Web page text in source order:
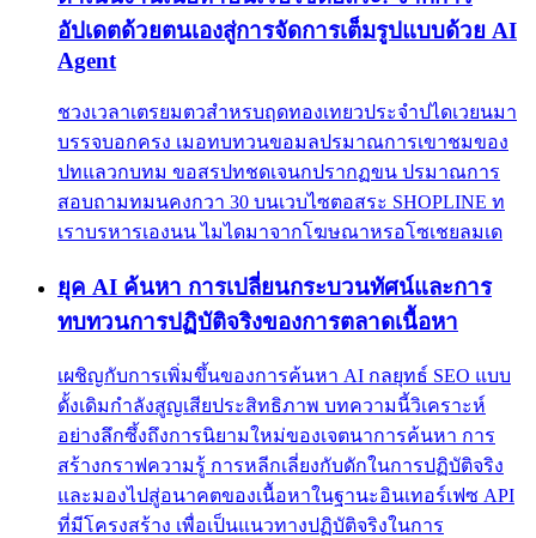
อัปเดตด้วยตนเองสู่การจัดการเต็มรูปแบบด้วย AI
Agent
ชวงเวลาเตรยมตวสำหรบฤดทองเทยวประจำปไดเวยนมา
บรรจบอกครง เมอทบทวนขอมลปรมาณการเขาชมของ
ปทแลวกบทม ขอสรปทชดเจนกปรากฏขน ปรมาณการ
สอบถามทมนคงกวา 30 บนเวบไซตอสระ SHOPLINE ท
เราบรหารเองนน ไมไดมาจากโฆษณาหรอโซเชยลมเด
ยุค AI ค้นหา การเปลี่ยนกระบวนทัศน์และการ
ทบทวนการปฏิบัติจริงของการตลาดเนื้อหา
เผชิญกับการเพิ่มขึ้นของการค้นหา AI กลยุทธ์ SEO แบบ
ดั้งเดิมกำลังสูญเสียประสิทธิภาพ บทความนี้วิเคราะห์
อย่างลึกซึ้งถึงการนิยามใหม่ของเจตนาการค้นหา การ
สร้างกราฟความรู้ การหลีกเลี่ยงกับดักในการปฏิบัติจริง
และมองไปสู่อนาคตของเนื้อหาในฐานะอินเทอร์เฟซ API
ที่มีโครงสร้าง เพื่อเป็นแนวทางปฏิบัติจริงในการ